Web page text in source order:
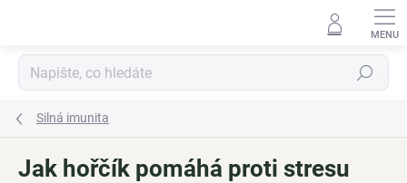
Hledat
Silná imunita
Jak hořčík pomáhá proti stresu